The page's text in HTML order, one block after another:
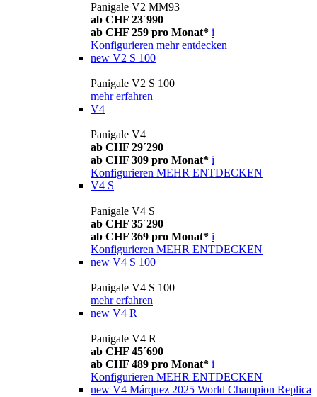
Panigale V2 MM93
ab CHF 23´990
ab CHF 259 pro Monat* i
Konfigurieren mehr entdecken
new V2 S 100
Panigale V2 S 100
mehr erfahren
V4
Panigale V4
ab CHF 29´290
ab CHF 309 pro Monat* i
Konfigurieren MEHR ENTDECKEN
V4 S
Panigale V4 S
ab CHF 35´290
ab CHF 369 pro Monat* i
Konfigurieren MEHR ENTDECKEN
new V4 S 100
Panigale V4 S 100
mehr erfahren
new V4 R
Panigale V4 R
ab CHF 45´690
ab CHF 489 pro Monat* i
Konfigurieren MEHR ENTDECKEN
new V4 Márquez 2025 World Champion Replica